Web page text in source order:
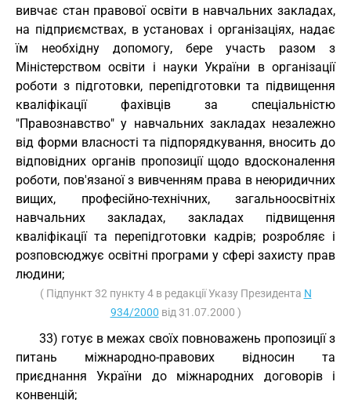
вивчає стан правової освіти в навчальних закладах,
на підприємствах, в установах і організаціях, надає
їм необхідну допомогу, бере участь разом з
Міністерством освіти і науки України в організації
роботи з підготовки, перепідготовки та підвищення
кваліфікації фахівців за спеціальністю
"Правознавство" у навчальних закладах незалежно
від форми власності та підпорядкування, вносить до
відповідних органів пропозиції щодо вдосконалення
роботи, пов'язаної з вивченням права в неюридичних
вищих, професійно-технічних, загальноосвітніх
навчальних закладах, закладах підвищення
кваліфікації та перепідготовки кадрів; розробляє і
розповсюджує освітні програми у сфері захисту прав
людини;
( Підпункт 32 пункту 4 в редакції Указу Президента N
934/2000 від 31.07.2000 )
33) готує в межах своїх повноважень пропозиції з
питань міжнародно-правових відносин та
приєднання України до міжнародних договорів і
конвенцій;